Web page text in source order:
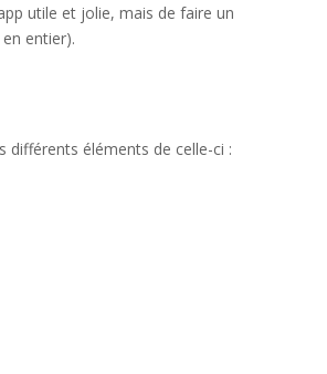
utile et jolie, mais de faire un
en entier).
différents éléments de celle-ci :